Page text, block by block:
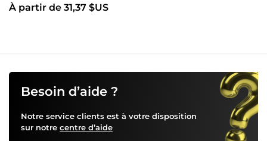
À partir de 31,37 $US
Besoin d’aide ?
Notre service clients est à votre disposition
sur notre centre d’aide